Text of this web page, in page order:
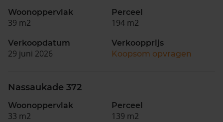
Woonoppervlak
39 m2
Perceel
194 m2
Verkoopdatum
29 juni 2026
Verkoopprijs
Koopsom opvragen
Nassaukade 372
Woonoppervlak
33 m2
Perceel
139 m2